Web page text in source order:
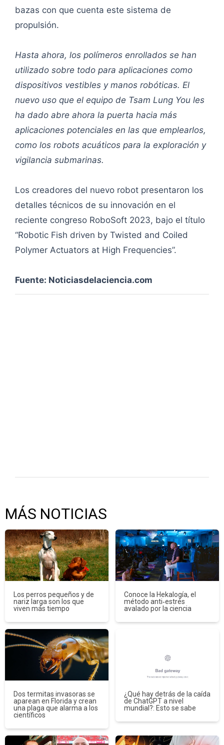
bazas con que cuenta este sistema de
propulsión.
Hasta ahora, los polímeros enrollados se han
utilizado sobre todo para aplicaciones como
dispositivos vestibles y manos robóticas. El
nuevo uso que el equipo de Tsam Lung You les
ha dado abre ahora la puerta hacia más
aplicaciones potenciales en las que emplearlos,
como los robots acuáticos para la exploración y
vigilancia submarinas.
Los creadores del nuevo robot presentaron los
detalles técnicos de su innovación en el
reciente congreso RoboSoft 2023, bajo el título
“Robotic Fish driven by Twisted and Coiled
Polymer Actuators at High Frequencies”.
Fuente: Noticiasdelaciencia.com
MÁS NOTICIAS
Los perros pequeños y de
nariz larga son los que
viven más tiempo
Conoce la Hekalogía, el
método anti‑estrés
avalado por la ciencia
Dos termitas invasoras se
aparean en Florida y crean
una plaga que alarma a los
científicos
¿Qué hay detrás de la caída
de ChatGPT a nivel
mundial?: Esto se sabe